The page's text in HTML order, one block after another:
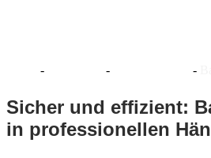
- - -
Sicher und effizient:
in professionellen